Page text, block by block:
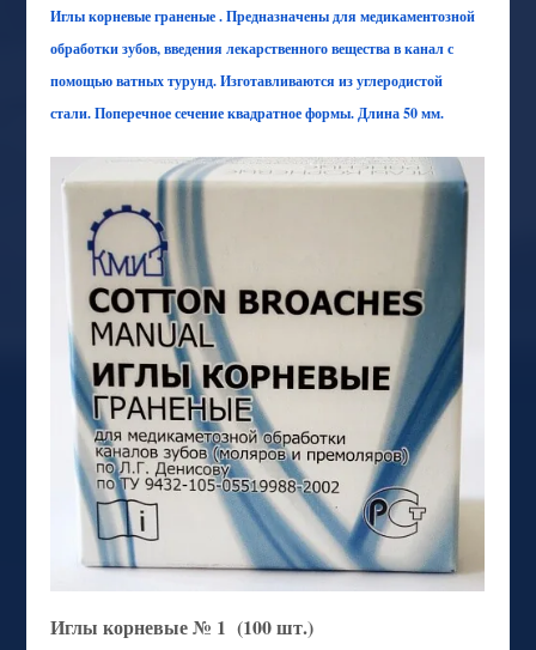
Иглы корневые граненые . Предназначены для медикаментозной
обработки зубов, введения лекарственного вещества в канал с
помощью ватных турунд. Изготавливаются из углеродистой
стали. Поперечное сечение квадратное формы. Длина 50 мм.
Иглы корневые № 1 (100 шт.)